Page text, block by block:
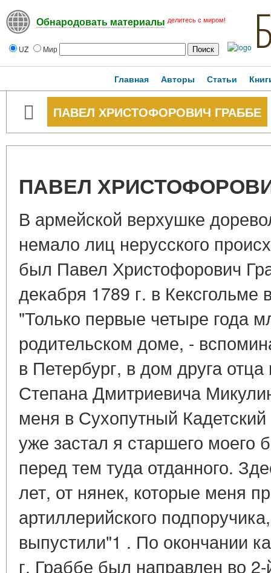
Обнародовать материалы делитесь с миром!
UZ Мир
Главная Авторы Статьи
ПАВЕЛ ХРИСТОФОРОВИЧ ГРАББЕ
ПАВЕЛ
В армейской верхушке
немало лиц нерусского
был Павел Христофорович
декабря 1789 г. в Кексгольме
"Только первые четыре года
родительском доме, -
в Петербург, в дом друга
Степана Дмитриевича
меня в Сухопутный
уже застал я старшего моего
перед тем туда отданного.
лет, от нянек, которые меня
артиллерийского
выпустили"1 . По окончании
г. Граббе был направлен во